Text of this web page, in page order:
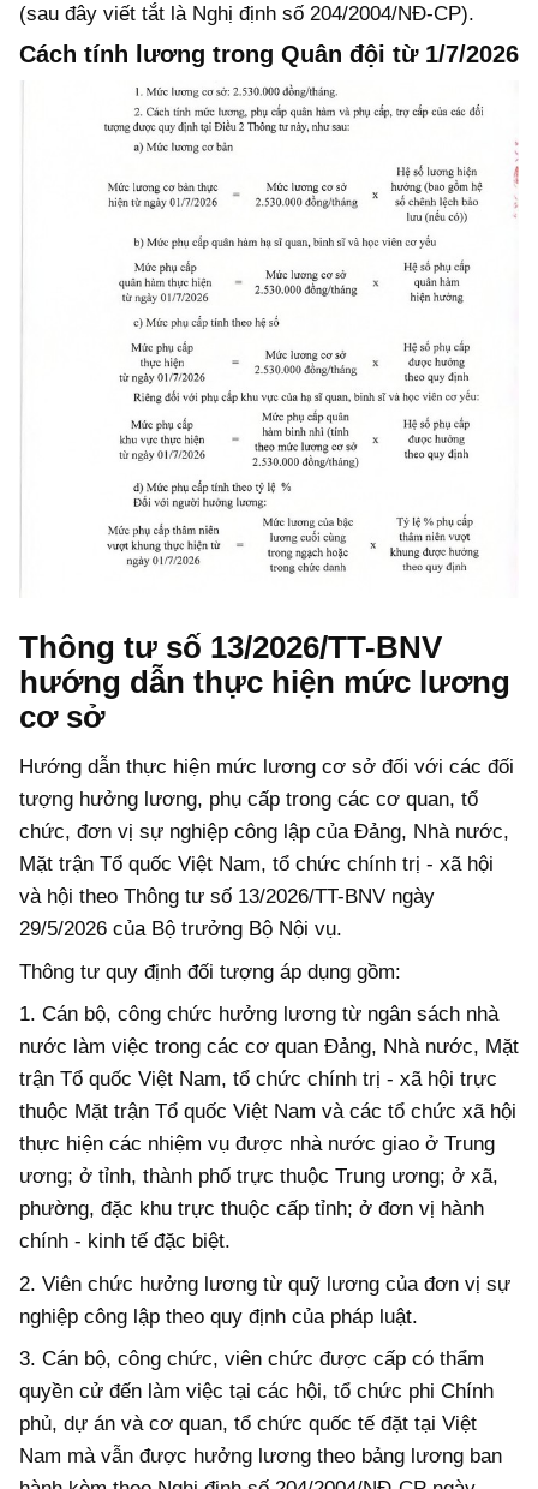
(sau đây viết tắt là Nghị định số 204/2004/NĐ-CP).
Cách tính lương trong Quân đội từ 1/7/2026
Thông tư số 13/2026/TT-BNV
hướng dẫn thực hiện mức lương
cơ sở
Hướng dẫn thực hiện mức lương cơ sở đối với các đối
tượng hưởng lương, phụ cấp trong các cơ quan, tổ
chức, đơn vị sự nghiệp công lập của Đảng, Nhà nước,
Mặt trận Tổ quốc Việt Nam, tổ chức chính trị - xã hội
và hội theo Thông tư số 13/2026/TT-BNV ngày
29/5/2026 của Bộ trưởng Bộ Nội vụ.
Thông tư quy định đối tượng áp dụng gồm:
1. Cán bộ, công chức hưởng lương từ ngân sách nhà
nước làm việc trong các cơ quan Đảng, Nhà nước, Mặt
trận Tổ quốc Việt Nam, tổ chức chính trị - xã hội trực
thuộc Mặt trận Tổ quốc Việt Nam và các tổ chức xã hội
thực hiện các nhiệm vụ được nhà nước giao ở Trung
ương; ở tỉnh, thành phố trực thuộc Trung ương; ở xã,
phường, đặc khu trực thuộc cấp tỉnh; ở đơn vị hành
chính - kinh tế đặc biệt.
2. Viên chức hưởng lương từ quỹ lương của đơn vị sự
nghiệp công lập theo quy định của pháp luật.
3. Cán bộ, công chức, viên chức được cấp có thẩm
quyền cử đến làm việc tại các hội, tổ chức phi Chính
phủ, dự án và cơ quan, tổ chức quốc tế đặt tại Việt
Nam mà vẫn được hưởng lương theo bảng lương ban